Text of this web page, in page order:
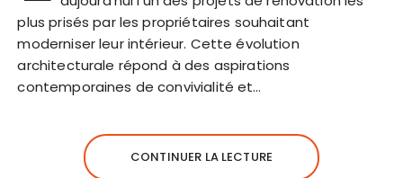
plus prisés par les propriétaires souhaitant
moderniser leur intérieur. Cette évolution
architecturale répond à des aspirations
contemporaines de convivialité et…
CONTINUER LA LECTURE